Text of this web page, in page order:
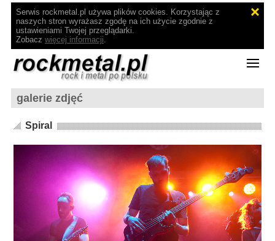
Serwis rockmetal.pl używa plików cookies. Korzystając z
naszych stron wyrażasz zgodę na ich użycie zgodnie z
ustawieniami Twojej przeglądarki.
Zobacz więcej informacji.
galerie zdjęć
Spiral